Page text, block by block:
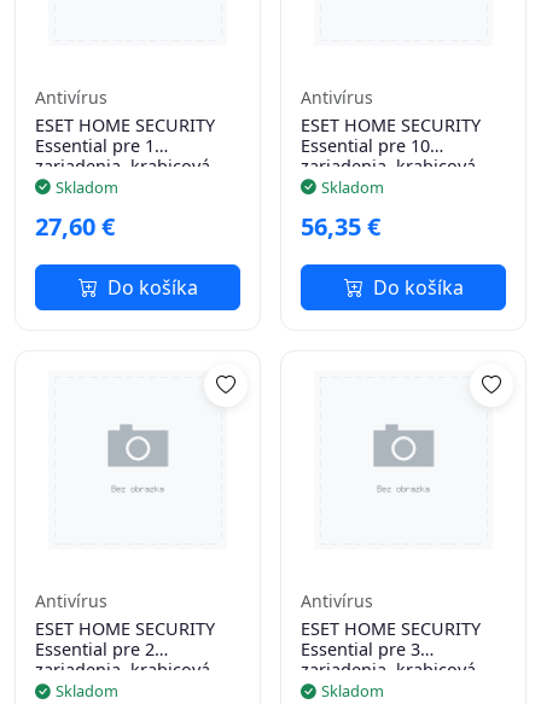
Antivírus
ESET HOME SECURITY
Essential pre 1
zariadenia, krabicová
licencia na 1 rok
Skladom
27,60 €
Do košíka
Antivírus
ESET HOME SECURITY
Essential pre 10
zariadenia, krabicová
licencia na 1 rok
Skladom
56,35 €
Do košíka
Antivírus
ESET HOME SECURITY
Essential pre 2
zariadenia, krabicová
licencia na 1 rok
Skladom
Antivírus
ESET HOME SECURITY
Essential pre 3
zariadenia, krabicová
licencia na 1 rok
Skladom